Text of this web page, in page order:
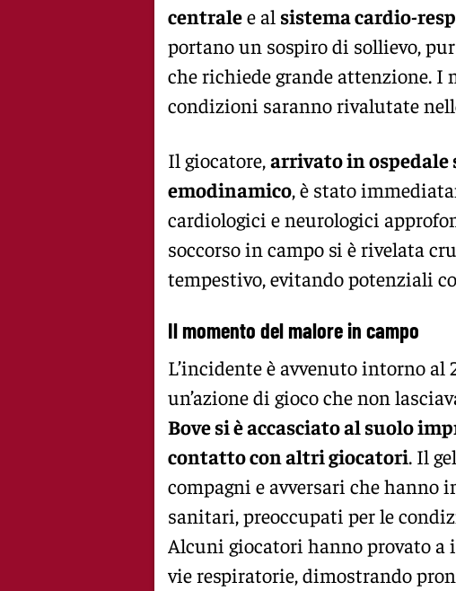
centralee al sistema cardio-
portano un sospiro di sollievo,
che richiede grande attenzione. I
condizioni saranno rivalutate
Il giocatore,arrivato in
emodinamico, è stato
cardiologici e neurologici
soccorso in campo si è rivelata
tempestivo, evitando potenziali
Il momento del malore in campo
L’incidente è avvenuto intorno al
un’azione di gioco che non
Bove si è accasciato al suolo
contatto con altri giocatori. Il
compagni e avversari che
sanitari, preoccupati per le
Alcuni giocatori hanno provato a
vie respiratorie, dimostrando